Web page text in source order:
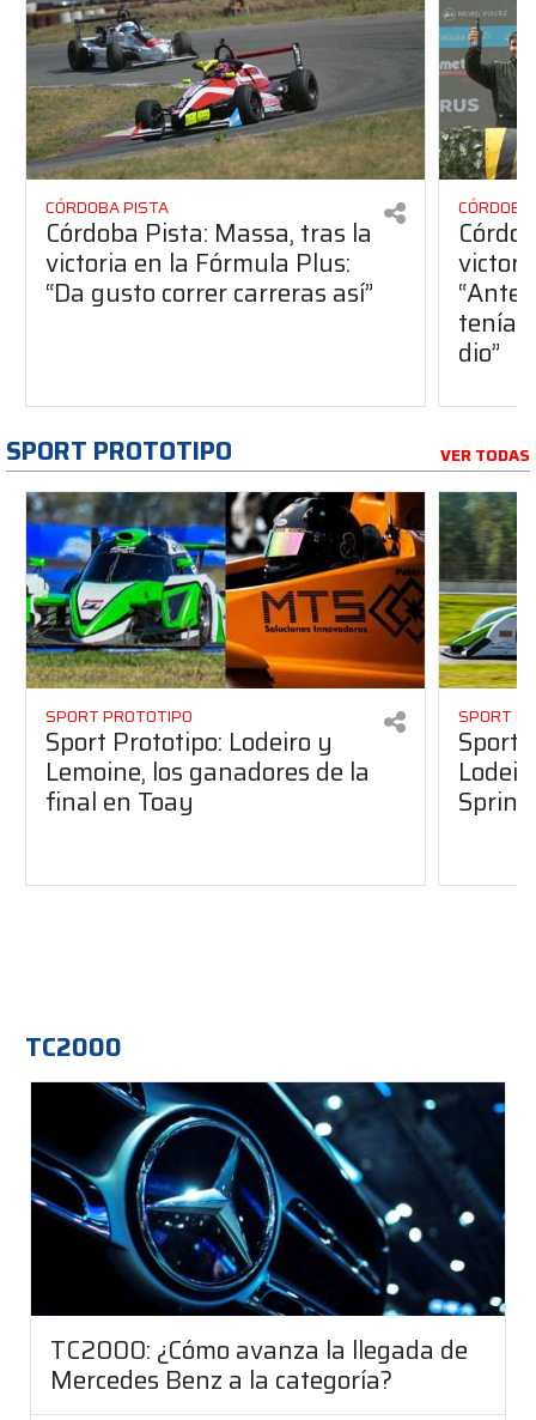
CÓRDOBA PISTA
Córdoba Pista: Massa, tras la
victoria en la Fórmula Plus:
“Da gusto correr carreras así”
dio”
SPORT PROTOTIPO VER TODAS
SPORT PROTOTIPO
Sport Prototipo: Lodeiro y
Lemoine, los ganadores de la
final en Toay
SPORT
Sport
Sprint
TC2000
TC2000: ¿Cómo avanza la llegada de
Mercedes Benz a la categoría?